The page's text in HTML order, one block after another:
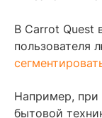
В Carrot Quest
пользователя
Например, при
бытовой